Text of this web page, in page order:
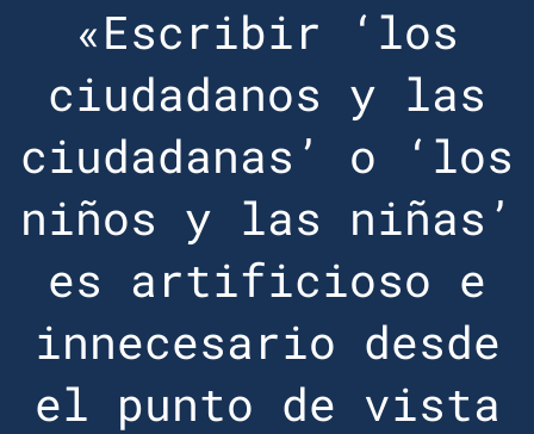
«Escribir ‘los
ciudadanos y las
ciudadanas’ o ‘los
niños y las niñas’
es artificioso e
innecesario desde
el punto de vista